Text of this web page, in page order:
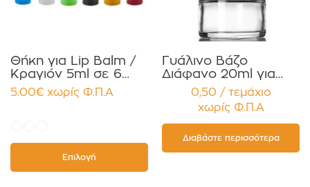
Θήκη για Lip Balm /
Κραγιόν 5ml σε 6
χρώματα Πακέτο
10τεμ.
5.00€ χωρίς Φ.Π.Α
Επιλογή
Γυάλινο Βάζο
Διάφανο 20ml για
Κρέμες και
Κηραλοιφές με
Μαύρο Γυαλιστερό
Καπάκι Παρέμβυσμα
Συσκευασία 12
τεμαχίων
0,50 / τεμάχιο
χωρίς Φ.Π.Α
Διαβάστε περισσότερα